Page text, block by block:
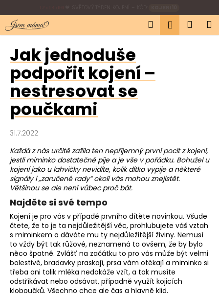
na
obsah
Hledat
Jak jednoduše
podpořit kojení –
nestresovat se
poučkami
31.7.2022
Každá z nás určitě zažila ten nepříjemný první pocit z kojení,
jestli miminko dostatečně pije a je vše v pořádku. Bohužel u
kojení jako u lahvičky nevidíte, kolik dítko vypije a některé
signály i „zaručené rady“ okolí vás mohou znejistět.
Většinou se ale není vůbec proč bát.
Najděte si své tempo
Kojení je pro vás v případě prvního dítěte novinkou. Všude
čtete, že to je ta nejdůležitější věc, prohlubujete váš vztah
s miminkem a dáváte mu ty nejdůležitější živiny. Nemusí
to vždy být tak růžové, neznamená to ovšem, že by bylo
něco špatně. Zvlášť na začátku to pro vás může být velmi
bolestivé, bradavky praskají, prsa vám otékají a miminko si
třeba ani tolik mléka nedokáže vzít, a tak musíte
odstříkávat nebo odsávat, případně využít kojicích
kloboučků. Všechno chce ale čas a hlavně klid.
o
š Zpět
Zpět
C
o
p
o
t
ř
e
u
j
e
t
e
n
a
j
í
t
?